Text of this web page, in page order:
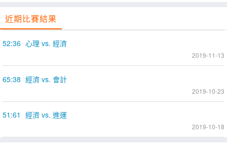
近期比賽結果
52:36 心理 vs. 經濟
2019-11-13
65:38 經濟 vs. 會計
2019-10-23
51:61 經濟 vs. 進運
2019-10-18